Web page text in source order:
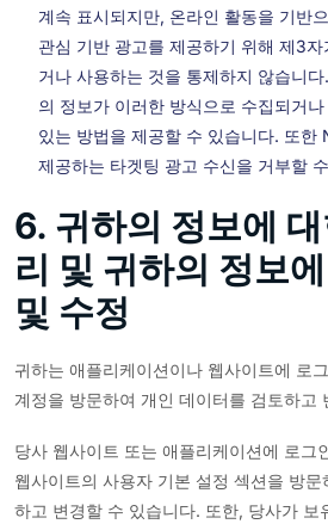
계속 표시되지만, 온라인 활동을 기반
관심 기반 광고를 제공하기 위해 제3
거나 사용하는 것을 통제하지 않습니
의 정보가 이러한 방식으로 수집되거
있는 방법을 제공할 수 있습니다. 또한
제공하는 타겟팅 광고 수신을 거부할
6. 귀하의 정보에
리 및 귀하의 정보
및 수정
귀하는 애플리케이션이나 웹사이트에 로
계정을 방문하여 개인 데이터를 검토하고
당사 웹사이트 또는 애플리케이션에 로그
웹사이트의 사용자 기본 설정 섹션을 방
하고 변경할 수 있습니다. 또한, 당사가 보